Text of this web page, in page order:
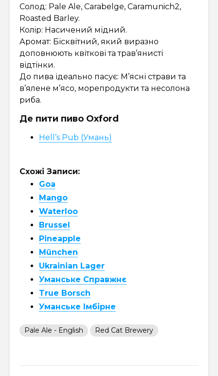
Солод: Pale Ale, Carabelge, Caramunich2,
Roasted Barley.
Колiр: Насичений мідний.
Аромат: Бісквітний, який виразно
доповнюють квіткові та трав’янисті
відтінки.
До пива ідеально пасує: М’ясні страви та
в’ялене м’ясо, морепродукти та несолона
риба.
Де пити пиво Oxford
Hell’s Pub (Умань)
Схожі Записи:
Goa
Mango
Waterloo
Brussel
Pineapple
München
Ukrainian Lager
Уманське Справжнє
True Borsch
Уманське Імбірне
Pale Ale - English Red Cat Brewery